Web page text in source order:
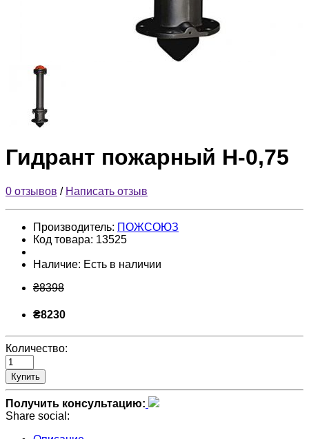
Гидрант пожарный Н-0,75
0 отзывов / Написать отзыв
Производитель: ПОЖСОЮЗ
Код товара: 13525
Наличие: Есть в наличии
₴8398
₴8230
Количество:
Купить
Получить консультацию:
Share social: